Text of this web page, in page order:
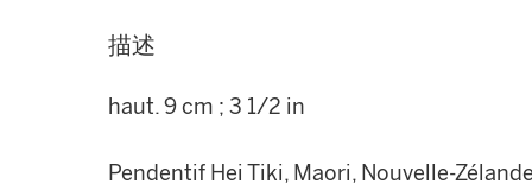
描述
haut. 9 cm ; 3 1/2 in
Pendentif Hei Tiki, Maori, Nouvelle-